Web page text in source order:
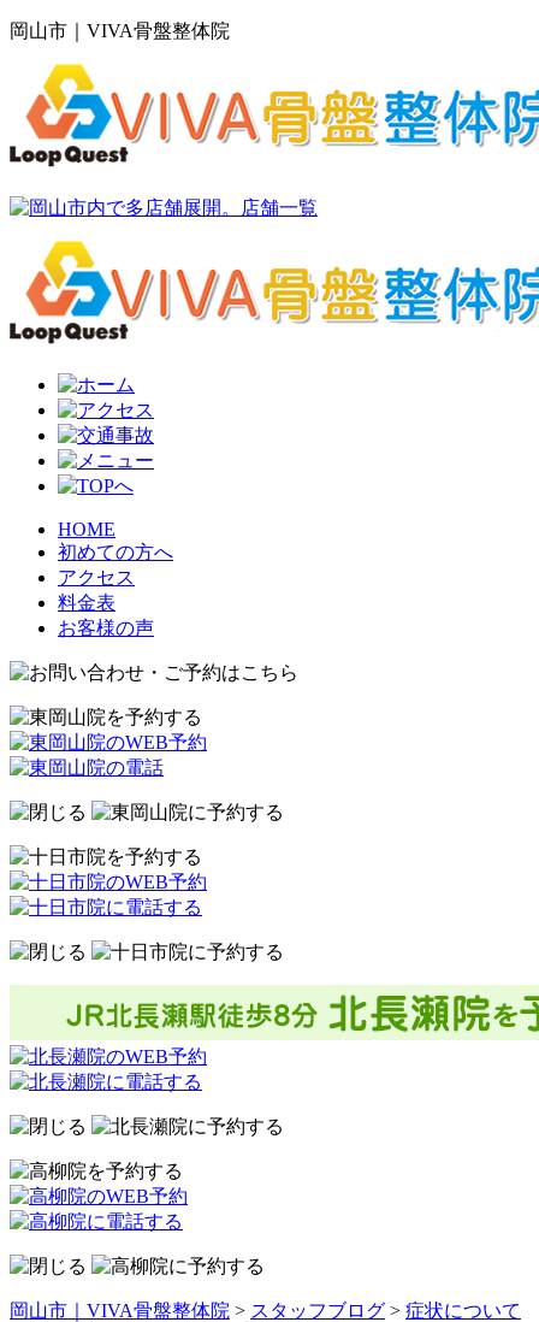
岡山市｜VIVA骨盤整体院
HOME
初めての方へ
アクセス
料金表
お客様の声
岡山市｜VIVA骨盤整体院 > スタッフブログ > 症状について